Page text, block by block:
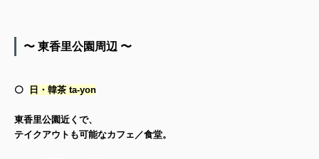
〜 東香里公園周辺 〜
⚪️ 日・韓茶 ta‑yon
東香里公園近くで、
テイクアウトも可能なカフェ／食堂。